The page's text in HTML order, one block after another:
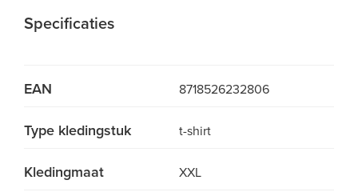
Specificaties
EAN 8718526232806
Type kledingstuk t-shirt
Kledingmaat XXL